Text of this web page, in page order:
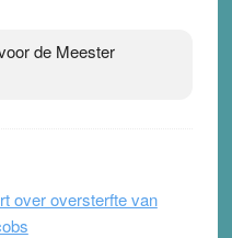
de Meester
over oversterfte van